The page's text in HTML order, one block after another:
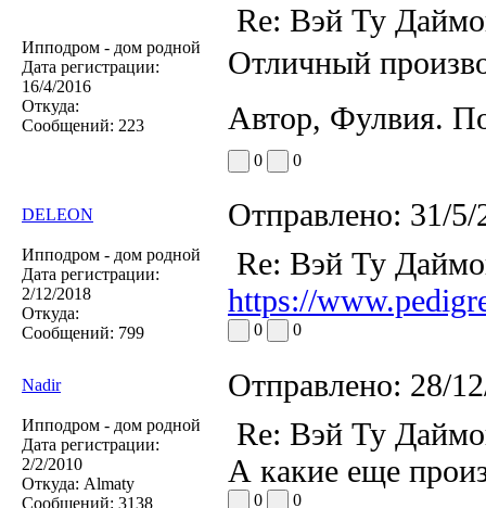
Ипподром - дом родной
Дата регистрации:
16/4/2016
Откуда:
Сообщений: 223
Re: Вэй Ту
Отличный
Автор, Фулвия.
0 0
DELEON Отправлено: 31/
Ипподром - дом родной
Дата регистрации:
2/12/2018
Откуда:
Сообщений: 799
Re: Вэй Ту
https://
0 0
Nadir Отправлено: 28/
Ипподром - дом родной
Дата регистрации:
2/2/2010
Откуда: Almaty
Сообщений: 3138
Re: Вэй Ту
А какие еще
0 0